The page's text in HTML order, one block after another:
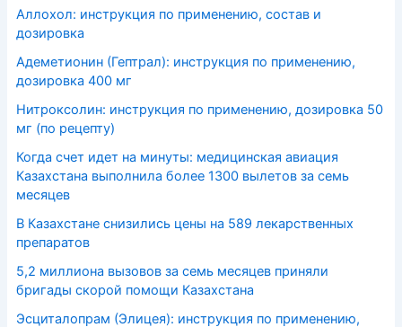
Аллохол: инструкция по применению, состав и
дозировка
Адеметионин (Гептрал): инструкция по применению,
дозировка 400 мг
Нитроксолин: инструкция по применению, дозировка 50
мг (по рецепту)
Когда счет идет на минуты: медицинская авиация
Казахстана выполнила более 1300 вылетов за семь
месяцев
В Казахстане снизились цены на 589 лекарственных
препаратов
5,2 миллиона вызовов за семь месяцев приняли
бригады скорой помощи Казахстана
Эсциталопрам (Элицея): инструкция по применению,